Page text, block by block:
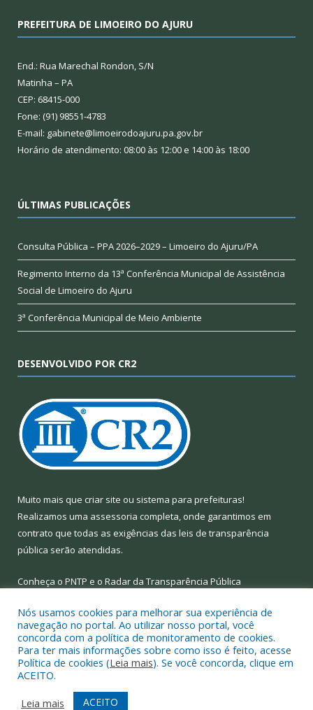
PREFEITURA DE LIMOEIRO DO AJURU
End.: Rua Marechal Rondon, S/N
Matinha – PA
CEP: 68415-000
Fone: (91) 98551-4783
E-mail: gabinete@limoeirodoajuru.pa.gov.br
Horário de atendimento: 08:00 às 12:00 e 14:00 às 18:00
ÚLTIMAS PUBLICAÇÕES
Consulta Pública – PPA 2026–2029 – Limoeiro do Ajuru/PA
Regimento Interno da 13ª Conferência Municipal de Assistência
Social de Limoeiro do Ajuru
3ª Conferência Municipal de Meio Ambiente
DESENVOLVIDO POR CR2
Muito mais que criar site ou sistema para prefeituras!
Realizamos uma assessoria completa, onde garantimos em
contrato que todas as exigências das leis de transparência
pública serão atendidas.
Conheça o PNTP e o Radar da Transparência Pública
Todos os direitos reservados a Prefeitura Municipal de Limoeiro
do Ajuru.
Mapa do Site
Acessar Área Administrativa
Nós usamos cookies para melhorar sua experiência de
navegação no portal. Ao utilizar nosso portal, você
concorda com a política de monitoramento de cookies.
Para ter mais informações sobre como isso é feito, acesse
Política de cookies (Leia mais). Se você concorda, clique em
ACEITO.
Leia mais
ACEITO